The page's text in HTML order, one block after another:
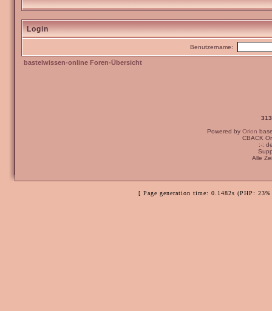
Login
Benutzername:
bastelwissen-online Foren-Übersicht
Powered by Orion
CBACK
:-:
Alle
[ Page generation time: 0.1482s (PHP: